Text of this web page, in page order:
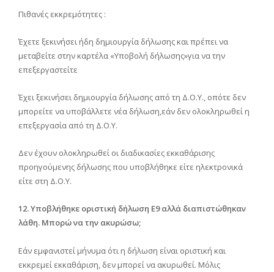
Πιθανές εκκρεμότητες :
Έχετε ξεκινήσει ήδη δημιουργία δήλωσης και πρέπει να
μεταβείτε στην καρτέλα «Υποβολή δήλωσης»για να την
επεξεργαστείτε
Έχει ξεκινήσει δημιουργία δήλωσης από τη Δ.Ο.Υ., οπότε δεν
μπορείτε να υποβάλλετε νέα δήλωση,εάν δεν ολοκληρωθεί η
επεξεργασία από τη Δ.Ο.Υ.
Δεν έχουν ολοκληρωθεί οι διαδικασίες εκκαθάρισης
προηγούμενης δήλωσης που υποβλήθηκε είτε ηλεκτρονικά
είτε στη Δ.Ο.Υ.
12. Υποβλήθηκε οριστική δήλωση Ε9 αλλά διαπιστώθηκαν
λάθη. Μπορώ να την ακυρώσω;
Εάν εμφανιστεί μήνυμα ότι η δήλωση είναι οριστική και
εκκρεμεί εκκαθάριση, δεν μπορεί να ακυρωθεί. Μόλις